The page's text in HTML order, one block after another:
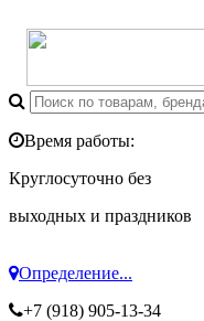
Время работы:
Круглосуточно без
выходных и праздников
Определение...
+7 (918) 905-13-34